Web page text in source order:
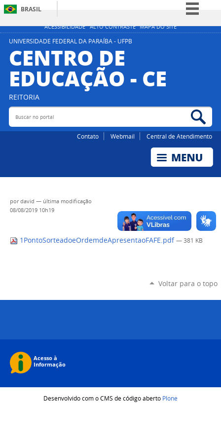
ACESSIBILIDADE ALTO CONTRASTE MAPA DO SITE
BRASIL
Simplifique!
Acesso à informação
Legislação
UNIVERSIDADE FEDERAL DA PARAÍBA - UFPB
CENTRO DE
EDUCAÇÃO - CE
REITORIA
Buscar no portal
Contato Webmail Central de Atendimento
pordavid — última modificação
08/08/2019 10h19
1PontoSorteadoeOrdemdeApresentaoFAFE.pdf — 381 KB
Voltar para o topo
Desenvolvido com o CMS de código aberto Plone